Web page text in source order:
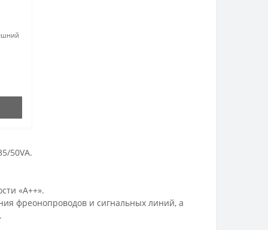
50VA.
«А++».
фреонопроводов и сигнальных линий, а